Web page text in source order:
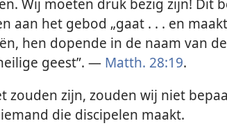
Wij moeten druk bezig zijn! Dit
aan het gebod „gaat . . . en
hen dopende in de naam van
geest”. — Matth. 28:19.
zouden zijn, zouden wij niet
die discipelen maakt.